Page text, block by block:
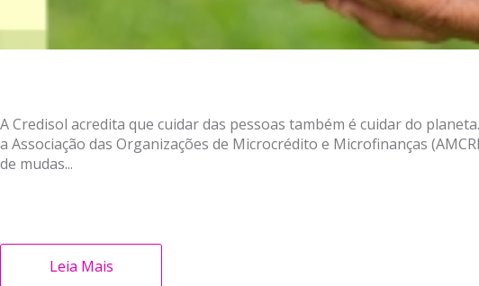
A Credisol acredita que cuidar das pessoas também é cuidar do
a Associação das Organizações de Microcrédito e Microfinanças
de mudas...
Leia Mais